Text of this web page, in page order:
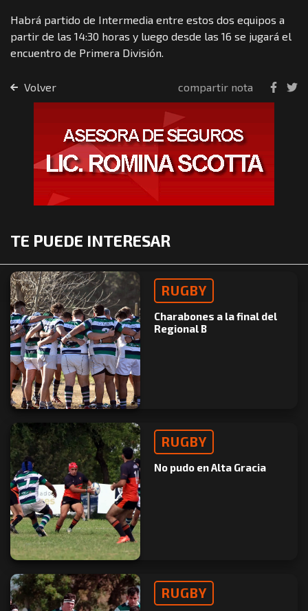
Habrá partido de Intermedia entre estos dos equipos a
partir de las 14:30 horas y luego desde las 16 se jugará el
encuentro de Primera División.
Volver compartir nota
TE PUEDE INTERESAR
RUGBY
Charabones a la final del
Regional B
RUGBY
No pudo en Alta Gracia
RUGBY